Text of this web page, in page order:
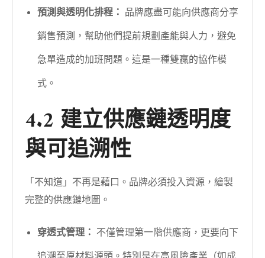
預測與透明化排程： 品牌應盡可能向供應商分享
銷售預測，幫助他們提前規劃產能與人力，避免
急單造成的加班問題。這是一種雙贏的協作模
式。
4.2 建立供應鏈透明度
與可追溯性
「不知道」不再是藉口。品牌必須投入資源，繪製
完整的供應鏈地圖。
穿透式管理： 不僅管理第一階供應商，更要向下